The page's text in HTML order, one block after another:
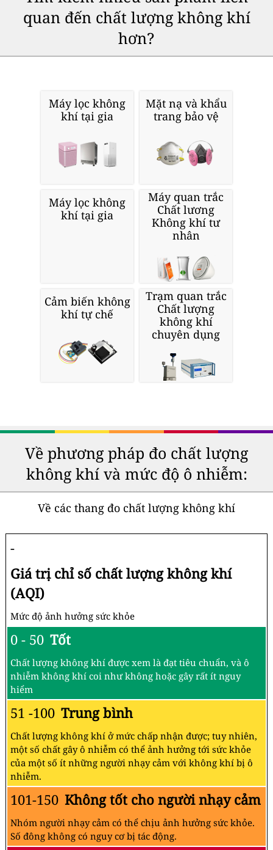
quan đến chất lượng không khí
hơn?
Máy lọc không
khí tại gia
Mặt nạ và khẩu
trang bảo vệ
Máy lọc không
khí tại gia
Máy quan trắc
Chất lương
Không khí tư
nhân
Cảm biến không
khí tự chế
Trạm quan trắc
Chất lượng
không khí
chuyên dụng
Về phương pháp đo chất lượng
không khí và mức độ ô nhiễm:
Về các thang đo chất lượng không khí
-
Giá trị chỉ số chất lượng không khí
(AQI)
Mức độ ảnh hưởng sức khỏe
0 - 50 Tốt
Chất lượng không khí được xem là đạt tiêu chuẩn, và ô
nhiễm không khí coi như không hoặc gây rất ít nguy
hiểm
51 -100 Trung bình
Chất lượng không khí ở mức chấp nhận được; tuy nhiên,
một số chất gây ô nhiễm có thể ảnh hưởng tới sức khỏe
của một số ít những người nhạy cảm với không khí bị ô
nhiễm.
101-150 Không tốt cho người nhạy cảm
Nhóm người nhạy cảm có thể chịu ảnh hưởng sức khỏe.
Số đông không có nguy cơ bị tác động.